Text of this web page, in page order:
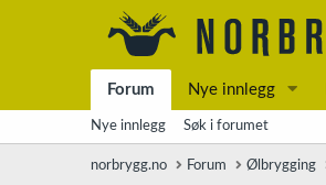
Forum Nye innlegg
Nye innlegg Søk i forumet
norbrygg.no Forum Ølbrygging